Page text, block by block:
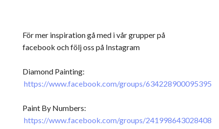
För mer inspiration gå med i vår grupper på
facebook och följ oss på Instagram
Diamond Painting:
https://www.facebook.com/groups/634228900095395
Paint By Numbers:
https://www.facebook.com/groups/241998643028408